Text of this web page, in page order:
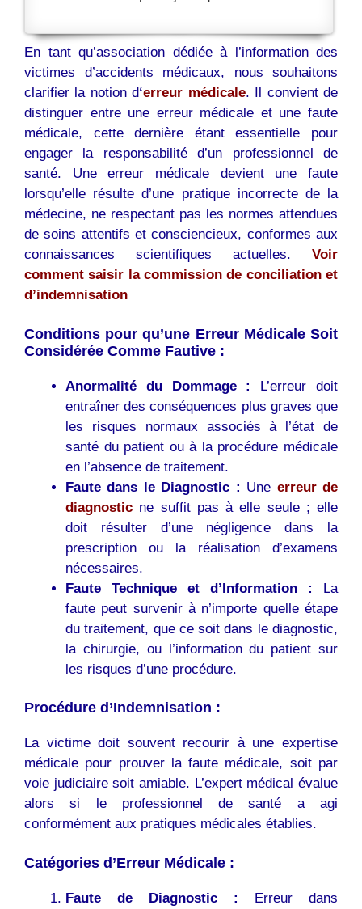
En tant qu’association dédiée à l’information des
victimes d’accidents médicaux, nous souhaitons
clarifier la notion d‘erreur médicale. Il convient de
distinguer entre une erreur médicale et une faute
médicale, cette dernière étant essentielle pour
engager la responsabilité d’un professionnel de
santé. Une erreur médicale devient une faute
lorsqu’elle résulte d’une pratique incorrecte de la
médecine, ne respectant pas les normes attendues
de soins attentifs et consciencieux, conformes aux
connaissances scientifiques actuelles. Voir
comment saisir la commission de conciliation et
d’indemnisation
Conditions pour qu’une Erreur Médicale Soit
Considérée Comme Fautive :
Anormalité du Dommage :
L’erreur doit
entraîner des conséquences plus graves que
les risques normaux associés à l’état de
santé du patient ou à la procédure médicale
en l’absence de traitement.
Faute dans le Diagnostic : Une erreur de
diagnostic ne suffit pas à elle seule ; elle
doit résulter d’une négligence dans la
prescription ou la réalisation d’examens
nécessaires.
Faute Technique et d’Information :
La
faute peut survenir à n’importe quelle étape
du traitement, que ce soit dans le diagnostic,
la chirurgie, ou l’information du patient sur
les risques d’une procédure.
Procédure d’Indemnisation :
La victime doit souvent recourir à une expertise
médicale pour prouver la faute médicale, soit par
voie judiciaire soit amiable. L’expert médical évalue
alors si le professionnel de santé a agi
conformément aux pratiques médicales établies.
Catégories d’Erreur Médicale :
Faute de Diagnostic : Erreur dans